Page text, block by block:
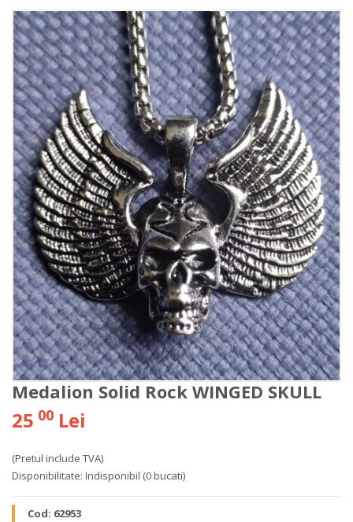
Medalion Solid Rock WINGED SKULL
25 00 Lei
(Pretul include TVA)
Disponibilitate: Indisponibil (0 bucati)
Cod: 62953